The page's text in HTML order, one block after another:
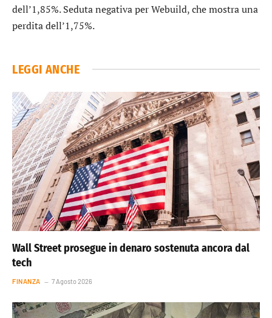
dell’1,85%. Seduta negativa perWebuild, che mostra una
perdita dell’1,75%.
LEGGI ANCHE
Wall Street prosegue in denaro sostenuta ancora dal
tech
FINANZA 7 Agosto 2026